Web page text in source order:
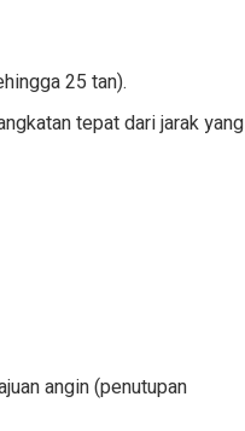
25 tan).
tepat dari jarak yang
angin (penutupan